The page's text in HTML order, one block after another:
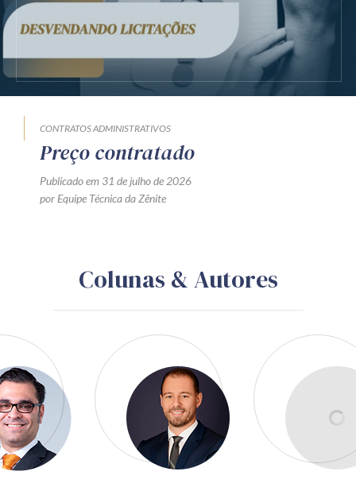
CONTRATOS ADMINISTRATIVOS
Preço contratado
Publicado em 31 de julho de 2026
por Equipe Técnica da Zênite
Colunas & Autores